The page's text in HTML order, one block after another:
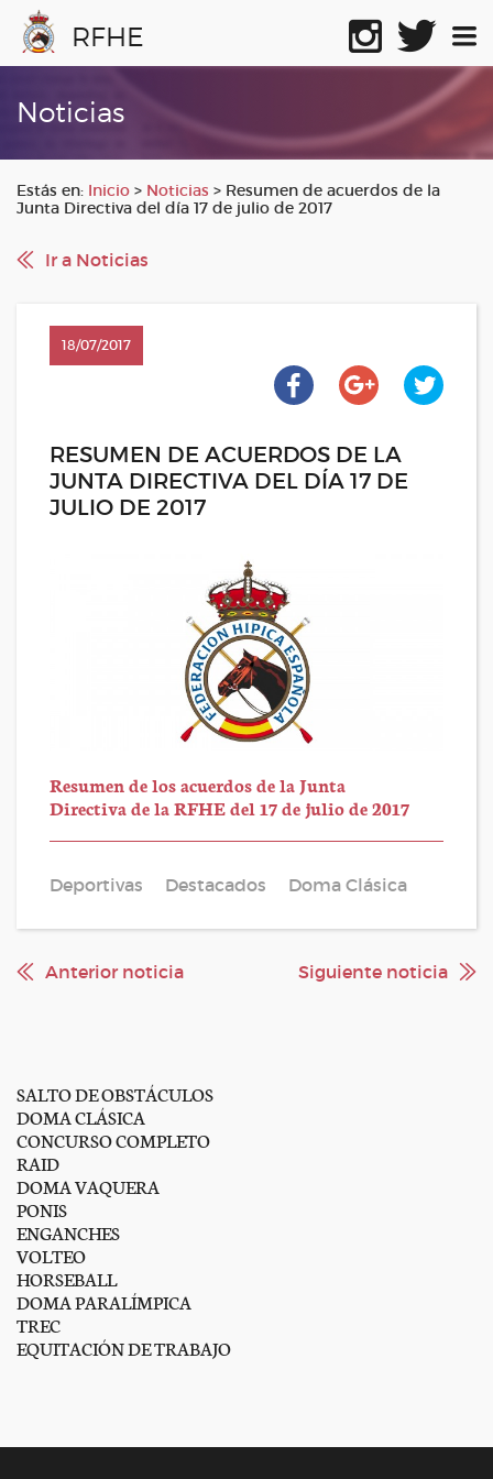
RFHE
Noticias
Estás en: Inicio > Noticias > Resumen de acuerdos de la
Junta Directiva del día 17 de julio de 2017
Ir a Noticias
18/07/2017
RESUMEN DE ACUERDOS DE LA
JUNTA DIRECTIVA DEL DÍA 17 DE
JULIO DE 2017
Resumen de los acuerdos de la Junta
Directiva de la RFHE del 17 de julio de 2017
Deportivas Destacados Doma Clásica
Anterior noticia Siguiente noticia
SALTO DE OBSTÁCULOS
DOMA CLÁSICA
CONCURSO COMPLETO
RAID
DOMA VAQUERA
PONIS
ENGANCHES
VOLTEO
HORSEBALL
DOMA PARALÍMPICA
TREC
EQUITACIÓN DE TRABAJO